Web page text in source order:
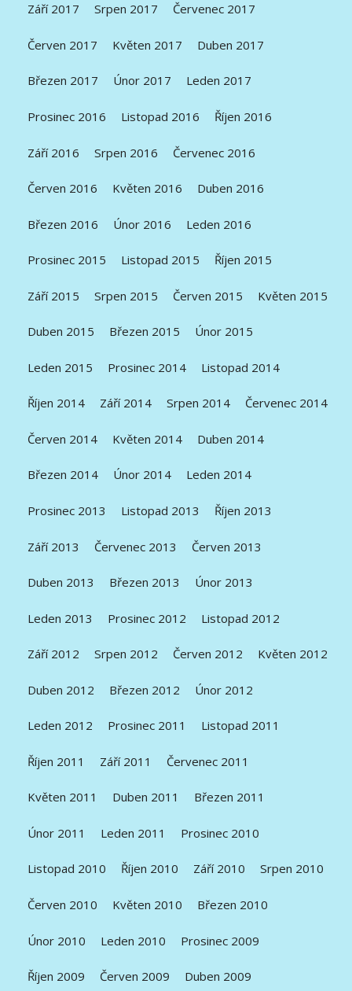
Září 2017 Srpen 2017 Červenec 2017
Červen 2017 Květen 2017 Duben 2017
Březen 2017 Únor 2017 Leden 2017
Prosinec 2016 Listopad 2016 Říjen 2016
Září 2016 Srpen 2016 Červenec 2016
Červen 2016 Květen 2016 Duben 2016
Březen 2016 Únor 2016 Leden 2016
Prosinec 2015 Listopad 2015 Říjen 2015
Září 2015 Srpen 2015 Červen 2015 Květen 2015
Duben 2015 Březen 2015 Únor 2015
Leden 2015 Prosinec 2014 Listopad 2014
Říjen 2014 Září 2014 Srpen 2014 Červenec 2014
Červen 2014 Květen 2014 Duben 2014
Březen 2014 Únor 2014 Leden 2014
Prosinec 2013 Listopad 2013 Říjen 2013
Září 2013 Červenec 2013 Červen 2013
Duben 2013 Březen 2013 Únor 2013
Leden 2013 Prosinec 2012 Listopad 2012
Září 2012 Srpen 2012 Červen 2012 Květen 2012
Duben 2012 Březen 2012 Únor 2012
Leden 2012 Prosinec 2011 Listopad 2011
Říjen 2011 Září 2011 Červenec 2011
Květen 2011 Duben 2011 Březen 2011
Únor 2011 Leden 2011 Prosinec 2010
Listopad 2010 Říjen 2010 Září 2010 Srpen 2010
Červen 2010 Květen 2010 Březen 2010
Únor 2010 Leden 2010 Prosinec 2009
Říjen 2009 Červen 2009 Duben 2009